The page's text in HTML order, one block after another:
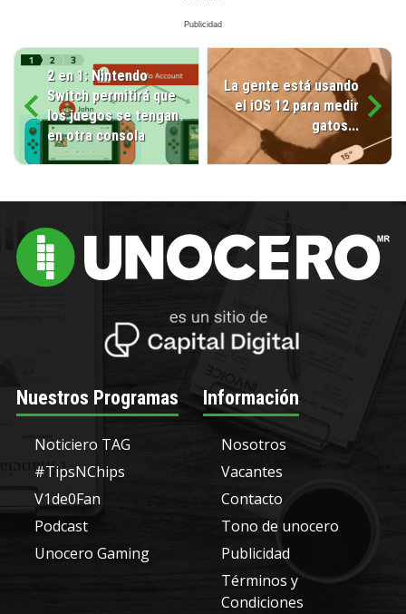
2 en 1: Nintendo
Switch permitirá que
los juegos se tengan
en otra consola
La gente está usando
el iOS 12 para medir
gatos...
Nuestros Programas
Noticiero TAG
#TipsNChips
V1de0Fan
Podcast
Unocero Gaming
Información
Nosotros
Vacantes
Contacto
Tono de unocero
Publicidad
Términos y
Condiciones